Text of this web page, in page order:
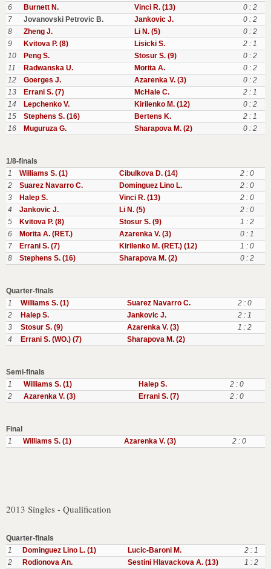
6
Burnett N. Vinci R. (13)
0 : 2
7
Jovanovski Petrovic B. Jankovic J.
0 : 2
8
Zheng J. Li N. (5)
0 : 2
9
Kvitova P. (8) Lisicki S.
2 : 1
10
Peng S. Stosur S. (9)
0 : 2
11
Radwanska U. Morita A.
0 : 2
12
Goerges J. Azarenka V. (3)
0 : 2
13
Errani S. (7) McHale C.
2 : 1
14
Lepchenko V. Kirilenko M. (12)
0 : 2
15
Stephens S. (16) Bertens K.
2 : 1
16
Muguruza G. Sharapova M. (2) 0 : 2
1/8-finals
1
Williams S. (1) Cibulkova D. (14)
2 : 0
2
Suarez Navarro C. Dominguez Lino L.
2 : 0
3
Halep S. Vinci R. (13)
2 : 0
4
Jankovic J. Li N. (5)
2 : 0
5
Kvitova P. (8) Stosur S. (9)
1 : 2
6
Morita A. (RET.) Azarenka V. (3)
0 : 1
7
Errani S. (7) Kirilenko M. (RET.) (12)
1 : 0
8
Stephens S. (16) Sharapova M. (2) 0 : 2
Quarter-finals
1
Williams S. (1) Suarez Navarro C.
2 : 0
2
Halep S. Jankovic J.
2 : 1
3
Stosur S. (9) Azarenka V. (3)
1 : 2
4
Errani S. (WO.) (7) Sharapova M. (2)
Semi-finals
1
Williams S. (1) Halep S.
2 : 0
2
Azarenka V. (3) Errani S. (7) 2 : 0
Final
1
Williams S. (1) Azarenka V. (3) 2 : 0
2013 Singles - Qualification
Quarter-finals
1
Dominguez Lino L. (1) Lucic-Baroni M.
2 : 1
2
Rodionova An. Sestini Hlavackova A. (13) 1 : 2